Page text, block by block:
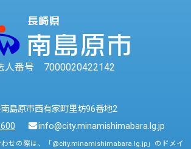
人番号 7000020422142
島原市西有家町里坊96番地2
info@city.minamishimabara.lg.jp
せの際は、「@city.minamishimabara.lg.jp」のドメイ